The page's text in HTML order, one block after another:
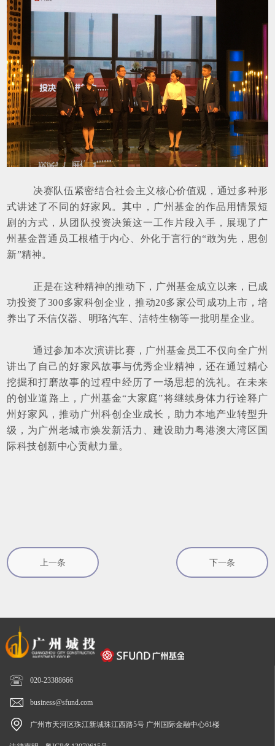
决赛队伍紧密结合社会主义核心价值观，通过多种形
式讲述了不同的好家风。其中，广州基金的作品用情景短
剧的方式，从团队投资决策这一工作片段入手，展现了广
州基金普通员工根植于内心、外化于言行的“敢为先，思创
新”精神。
正是在这种精神的推动下，广州基金成立以来，已成
功投资了300多家科创企业，推动20多家公司成功上市，培
养出了禾信仪器、明珞汽车、洁特生物等一批明星企业。
通过参加本次演讲比赛，广州基金员工不仅向全广州
讲出了自己的好家风故事与优秀企业精神，还在通过精心
挖掘和打磨故事的过程中经历了一场思想的洗礼。在未来
的创业道路上，广州基金“大家庭”将继续身体力行诠释广
州好家风，推动广州科创企业成长，助力本地产业转型升
级，为广州老城市焕发新活力、建设助力粤港澳大湾区国
际科技创新中心贡献力量。
上一条 下一条
 020-23388666
 business@sfund.com
 广州市天河区珠江新城珠江西路5号 广州国际金融中心61楼